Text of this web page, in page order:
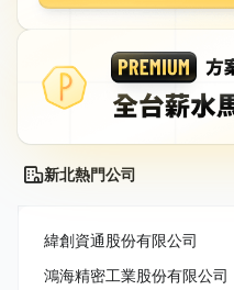
新北熱門公司
緯創資通股份有限公司
鴻海精密工業股份有限公司